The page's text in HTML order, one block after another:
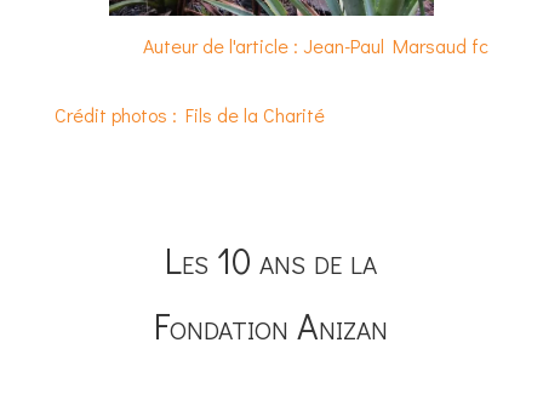
Auteur de l'article : Jean-Paul Marsaud fc
Crédit photos : Fils de la Charité
Les 10 ans de la
Fondation Anizan